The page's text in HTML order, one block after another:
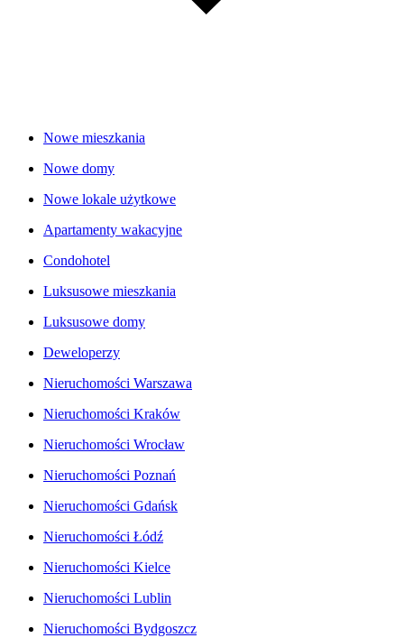
Nowe mieszkania
Nowe domy
Nowe lokale użytkowe
Apartamenty wakacyjne
Condohotel
Luksusowe mieszkania
Luksusowe domy
Deweloperzy
Nieruchomości Warszawa
Nieruchomości Kraków
Nieruchomości Wrocław
Nieruchomości Poznań
Nieruchomości Gdańsk
Nieruchomości Łódź
Nieruchomości Kielce
Nieruchomości Lublin
Nieruchomości Bydgoszcz